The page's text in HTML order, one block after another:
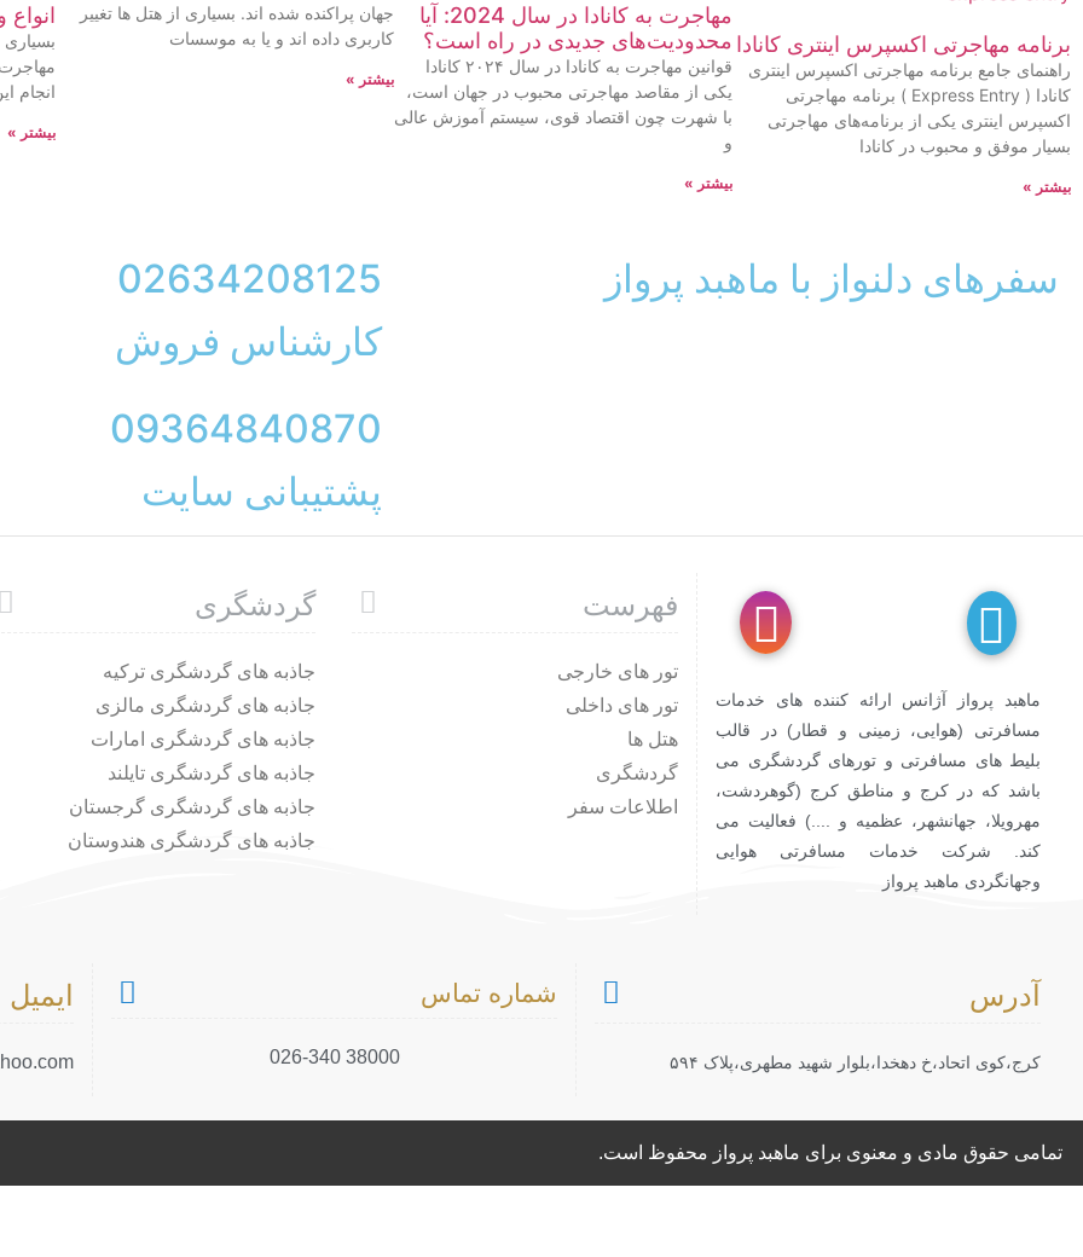
برنامه مهاجرتی اکسپرس اینتری کانادا
راهنمای جامع برنامه مهاجرتی اکسپرس اینتری
کانادا ( Express Entry ) برنامه مهاجرتی
اکسپرس اینتری یکی از برنامه‌های مهاجرتی
بسیار موفق و محبوب در کانادا
بیشتر »
مهاجرت به کانادا در سال 2024: آیا
محدودیت‌های جدیدی در راه است؟
قوانین مهاجرت به کانادا در سال ۲۰۲۴ کانادا
یکی از مقاصد مهاجرتی محبوب در جهان است،
با شهرت چون اقتصاد قوی، سیستم آموزش عالی
و
بیشتر »
جهان پراکنده شده اند. بسیاری از هتل ها تغییر
کاربری داده اند و یا به موسسات
بیشتر »
انواع
مهاجرت
انجام
بیشتر »
سفرهای دلنواز با ماهبد پرواز
02634208125
کارشناس فروش
09364840870
پشتیبانی سایت
ماهبد پرواز آژانس ارائه کننده های خدمات
مسافرتی (هوایی، زمینی و قطار) در قالب
بلیط های مسافرتی و تورهای گردشگری می
باشد که در کرج و مناطق کرج (گوهردشت،
مهرویلا، جهانشهر، عظمیه و ....) فعالیت می
کند. شرکت خدمات مسافرتی هوایی
وجهانگردی ماهبد پرواز
فهرست
تور های خارجی
تور های داخلی
هتل ها
گردشگری
اطلاعات سفر
گردشگری
جاذبه های گردشگری ترکیه
جاذبه های گردشگری مالزی
جاذبه های گردشگری امارات
جاذبه های گردشگری تایلند
جاذبه های گردشگری گرجستان
جاذبه های گردشگری هندوستان
آدرس
کرج،کوی اتحاد،خ دهخدا،بلوار شهید مطهری،پلاک ۵۹۴
شماره تماس
38000 026-340
ایمیل
تمامی حقوق مادی و معنوی برای ماهبد پرواز محفوظ است.